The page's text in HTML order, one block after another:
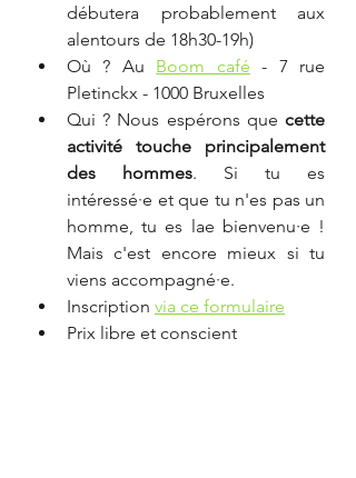
débutera probablement aux
alentours de 18h30-19h)
Où ? Au Boom café - 7 rue
Pletinckx - 1000 Bruxelles
Qui ? Nous espérons que cette
activité touche principalement
des hommes. Si tu es
intéressé·e et que tu n'es pas un
homme, tu es lae bienvenu·e !
Mais c'est encore mieux si tu
viens accompagné·e.
Inscription via ce formulaire
Prix libre et conscient